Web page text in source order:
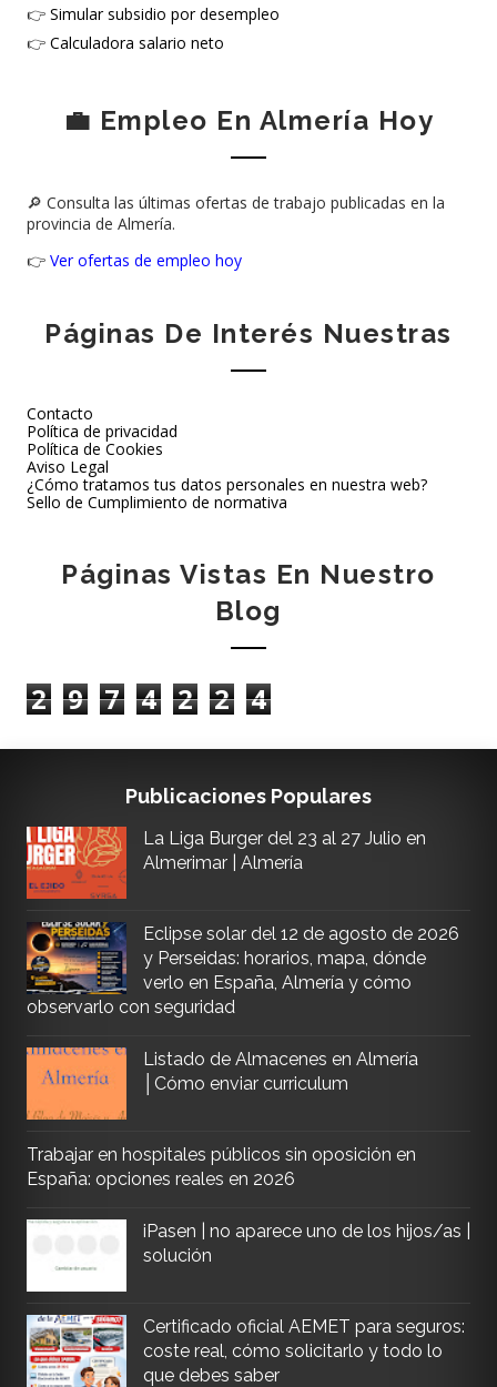
👉 Simular subsidio por desempleo
👉 Calculadora salario neto
💼 Empleo En Almería Hoy
🔎 Consulta las últimas ofertas de trabajo publicadas en la
provincia de Almería.
👉 Ver ofertas de empleo hoy
Páginas De Interés Nuestras
Contacto
Política de privacidad
Política de Cookies
Aviso Legal
¿Cómo tratamos tus datos personales en nuestra web?
Sello de Cumplimiento de normativa
Páginas Vistas En Nuestro
Blog
2 9 7 4 2 2 4
Publicaciones Populares
La Liga Burger del 23 al 27 Julio en
Almerimar | Almería
Eclipse solar del 12 de agosto de 2026
y Perseidas: horarios, mapa, dónde
verlo en España, Almería y cómo
observarlo con seguridad
Listado de Almacenes en Almería
│Cómo enviar curriculum
Trabajar en hospitales públicos sin oposición en
España: opciones reales en 2026
iPasen | no aparece uno de los hijos/as |
solución
Certificado oficial AEMET para seguros:
coste real, cómo solicitarlo y todo lo
que debes saber